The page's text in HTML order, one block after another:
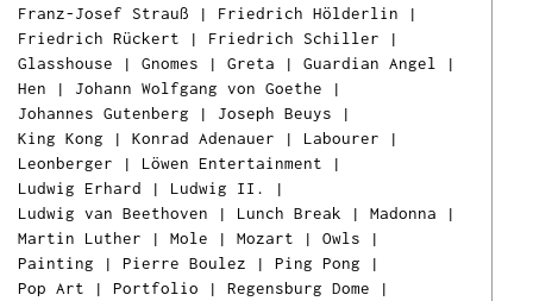
Franz-Josef Strauß | Friedrich Hölderlin |
Friedrich Rückert | Friedrich Schiller |
Glasshouse | Gnomes | Greta | Guardian Angel |
Hen | Johann Wolfgang von Goethe |
Johannes Gutenberg | Joseph Beuys |
King Kong | Konrad Adenauer | Labourer |
Leonberger | Löwen Entertainment |
Ludwig Erhard | Ludwig II.
|
Ludwig van Beethoven | Lunch Break | Madonna |
Martin Luther | Mole | Mozart | Owls |
Painting | Pierre Boulez | Ping Pong |
Pop Art | Portfolio | Regensburg Dome |